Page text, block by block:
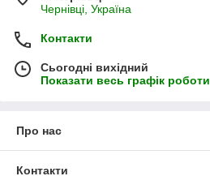
Чернівці, Україна
Контакти
Сьогодні вихідний
Показати весь графік роботи
Про нас
Контакти